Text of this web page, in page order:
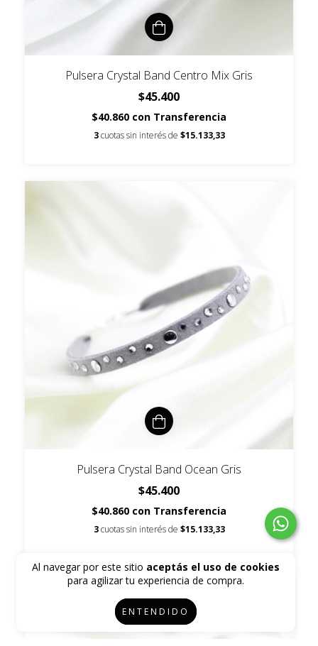
Al navegar por este sitio aceptás el uso de cookies
para agilizar tu experiencia de compra.
ENTENDIDO
Pulsera Crystal Band Centro Mix Gris
$45.400
$40.860 con Transferencia
3 cuotas sin interés de $15.133,33
Pulsera Crystal Band Ocean Gris
$45.400
$40.860 con Transferencia
3 cuotas sin interés de $15.133,33